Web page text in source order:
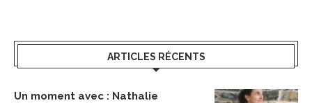
ARTICLES RÉCENTS
Un moment avec : Nathalie